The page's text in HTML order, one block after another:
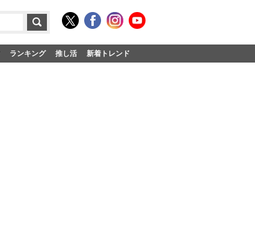
ランキング 推し活 新着トレンド